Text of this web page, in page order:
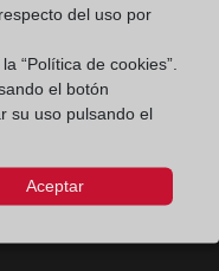
en ventana nueva)
en ventana nueva)
del uso por
“Política de cookies”.
el botón
su uso pulsando el
Aceptar